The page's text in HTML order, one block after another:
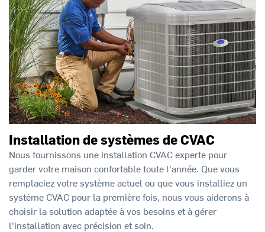
Installation de systèmes de CVAC
Nous fournissons une installation CVAC experte pour
garder votre maison confortable toute l'année. Que vous
remplaciez votre système actuel ou que vous installiez un
système CVAC pour la première fois, nous vous aiderons à
choisir la solution adaptée à vos besoins et à gérer
l'installation avec précision et soin.